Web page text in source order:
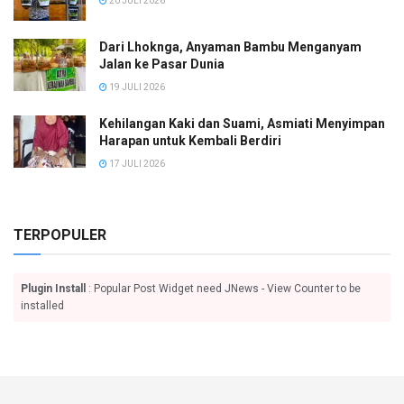
Dari Lhoknga, Anyaman Bambu Menganyam
Jalan ke Pasar Dunia
19 JULI 2026
Kehilangan Kaki dan Suami, Asmiati Menyimpan
Harapan untuk Kembali Berdiri
17 JULI 2026
TERPOPULER
Plugin Install
: Popular Post Widget need JNews - View Counter to be
installed